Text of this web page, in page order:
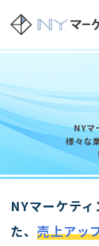
NYマ
様々な
NYマーケテ
た、 売上アッ